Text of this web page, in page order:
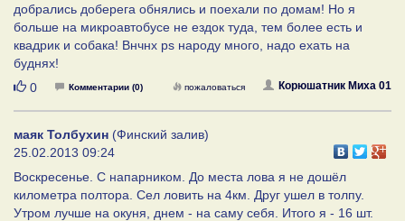
добрались доберега обнялись и поехали по домам! Но я
больше на микроавтобусе не ездок туда, тем более есть и
квадрик и собака! Внчнх рs народу много, надо ехать на
буднях!
Нравится
0 Комментарии (0) Корюшатник Миха 01
пожаловаться
маяк Толбухин (Финский залив)
25.02.2013 09:24
Воскресенье. С напарником. До места лова я не дошёл
километра полтора. Сел ловить на 4км. Друг ушел в толпу.
Утром лучше на окуня, днем - на саму себя. Итого я - 16 шт.